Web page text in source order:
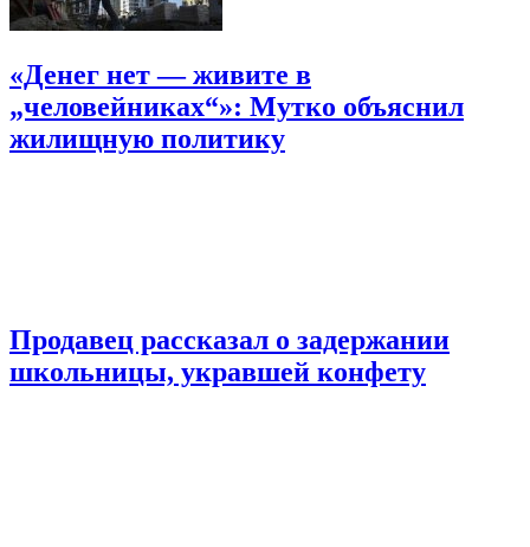
«Денег нет — живите в
„человейниках“»: Мутко объяснил
жилищную политику
Продавец рассказал о задержании
школьницы, укравшей конфету